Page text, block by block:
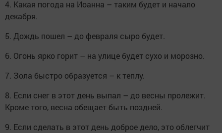
4. Какая погода на Иоанна – таким будет и начало
декабря.
5. Дождь пошел – до февраля сыро будет.
6. Огонь ярко горит – на улице будет сухо и морозно.
7. Зола быстро образуется – к теплу.
8. Если снег в этот день выпал – до весны пролежит.
Кроме того, весна обещает быть поздней.
9. Если сделать в этот день доброе дело, это облегчит